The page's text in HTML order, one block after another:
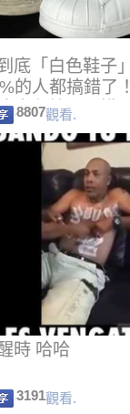
底「白色鞋子
的人都搞錯了
麼有效，可惜
8807觀看.
時 哈哈
3191觀看.